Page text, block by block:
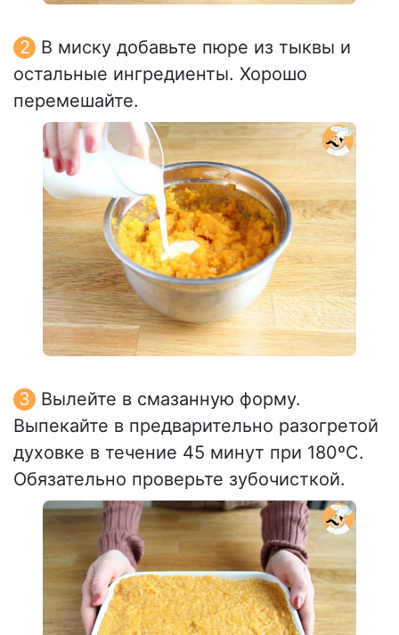
В миску добавьте пюре из тыквы и
остальные ингредиенты. Хорошо
перемешайте.
Вылейте в смазанную форму.
Выпекайте в предварительно разогретой
духовке в течение 45 минут при 180ºC.
Обязательно проверьте зубочисткой.